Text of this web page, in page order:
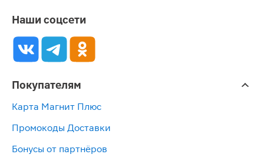
Наши соцсети
Покупателям
Карта Магнит Плюс
Промокоды Доставки
Бонусы от партнёров